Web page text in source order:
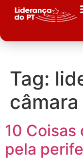
Tag:
10 Coisas
pela